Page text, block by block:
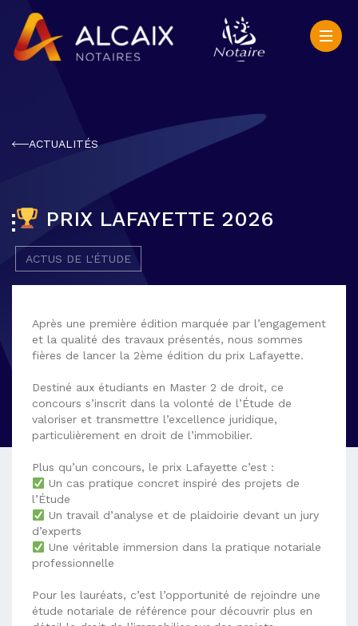
ACTUALITÉS
PRIX LAFAYETTE 2026
ACTUS DE L'ÉTUDE
Après une première édition marquée par l’engagement
et la qualité des travaux présentés, nous sommes
fières de lancer la 2ème édition du prix Lafayette.
Destiné aux étudiants en Master 2 de droit, ce
concours s’inscrit dans la volonté de l’Étude de
valoriser et transmettre l’excellence juridique,
particulièrement en droit de l’immobilier.
Plus qu’un concours, le prix Lafayette c’est :
Un cas pratique concret inspiré des projets de
l’Étude
Un travail d’analyse et de plaidoirie devant un jury
d’experts
Une véritable immersion dans la pratique notariale
professionnelle
Pour les lauréats, c’est l’opportunité de rejoindre une
étude notariale de référence pour découvrir plus en